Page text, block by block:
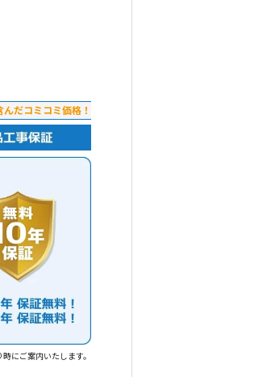
だコミコミ価格！
にご案内いたします。